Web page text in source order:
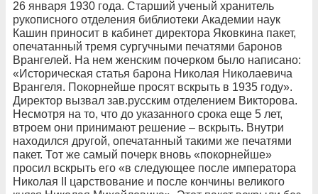
26 января 1930 года. Старший ученый хранитель
рукописного отделения библиотеки Академии наук
Кашин приносит в кабинет директора Яковкина пакет,
опечатанный тремя сургучными печатями баронов
Врангелей. На нем женским почерком было написано:
«Историческая статья барона Николая Николаевича
Врангеля. Покорнейше просят вскрыть в 1935 году».
Директор вызвал зав.русским отделением Викторова.
Несмотря на то, что до указанного срока еще 5 лет,
втроем они принимают решение – вскрыть. Внутри
находился другой, опечатанный такими же печатями
пакет. Тот же самый почерк вновь «покорнейше»
просил вскрыть его «в следующее после императора
Николая II царствование и после кончины великого